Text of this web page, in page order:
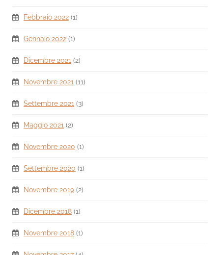
Febbraio 2022 (1)
Gennaio 2022 (1)
Dicembre 2021 (2)
Novembre 2021 (11)
Settembre 2021 (3)
Maggio 2021 (2)
Novembre 2020 (1)
Settembre 2020 (1)
Novembre 2019 (2)
Dicembre 2018 (1)
Novembre 2018 (1)